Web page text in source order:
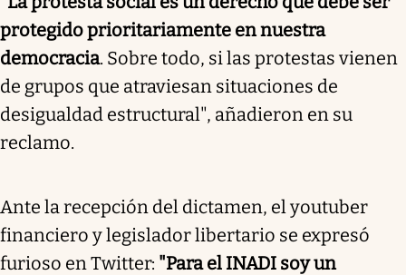
protegido prioritariamente en nuestra
democracia. Sobre todo, si las protestas vienen
de grupos que atraviesan situaciones de
desigualdad estructural", añadieron en su
reclamo.
Ante la recepción del dictamen, el youtuber
financiero y legislador libertario se expresó
furioso en Twitter: "Para el INADI soy un